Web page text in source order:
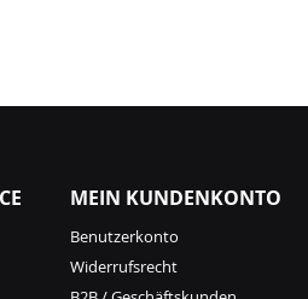
MEIN KUNDENKONTO
Benutzerkonto
Widerrufsrecht